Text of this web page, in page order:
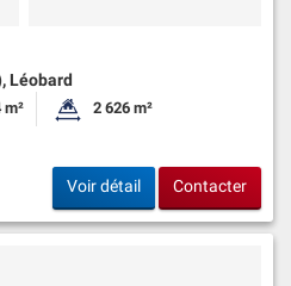
Léobard
habitable:
m² Superficie du terrain:
2 626 m²
Voir détail Contacter